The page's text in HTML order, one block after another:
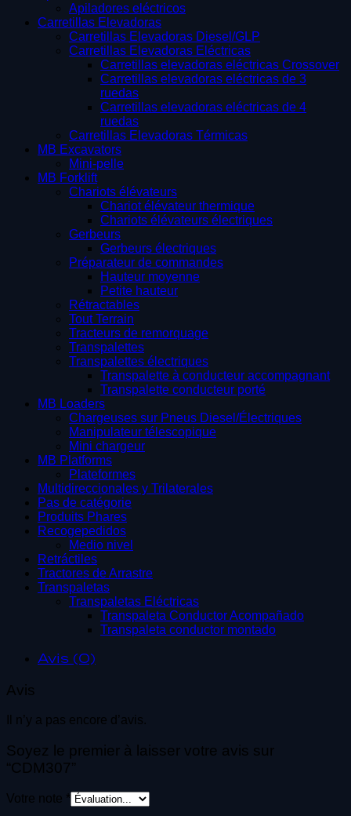
Apiladores eléctricos
Carretillas Elevadoras
Carretillas Elevadoras Diesel/GLP
Carretillas Elevadoras Eléctricas
Carretillas elevadoras eléctricas Crossover
Carretillas elevadoras eléctricas de 3
ruedas
Carretillas elevadoras eléctricas de 4
ruedas
Carretillas Elevadoras Térmicas
MB Excavators
Mini-pelle
MB Forklift
Chariots élévateurs
Chariot élévateur thermique
Chariots élévateurs électriques
Gerbeurs
Gerbeurs électriques
Préparateur de commandes
Hauteur moyenne
Petite hauteur
Rétractables
Tout Terrain
Tracteurs de remorquage
Transpalettes
Transpalettes électriques
Transpalette à conducteur accompagnant
Transpalette conducteur porté
MB Loaders
Chargeuses sur Pneus Diesel/Électriques
Manipulateur télescopique
Mini chargeur
MB Platforms
Plateformes
Multidireccionales y Trilaterales
Pas de catégorie
Produits Phares
Recogepedidos
Medio nivel
Retráctiles
Tractores de Arrastre
Transpaletas
Transpaletas Eléctricas
Transpaleta Conductor Acompañado
Transpaleta conductor montado
Avis (0)
Avis
Il n’y a pas encore d’avis.
Soyez le premier à laisser votre avis sur
“CDM307”
Votre note *